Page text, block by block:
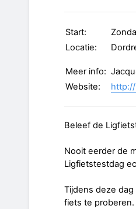
Start:
Locatie:
Meer info:
Website:
Beleef de
Nooit eerder de
Ligfietstestdag
Tijdens deze
fiets te